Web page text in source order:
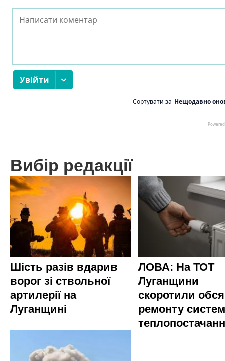
Вибір редакції
Шість разів вдарив
ворог зі ствольної
артилерії на
Луганщині
ЛОВА: На ТОТ
Луганщини
скоротили
ремонту